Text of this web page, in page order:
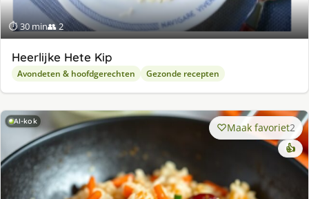
⏱ 30 min👥 2
Heerlijke Hete Kip
Avondeten & hoofdgerechten Gezonde recepten
AI-kok Maak favoriet2
👍